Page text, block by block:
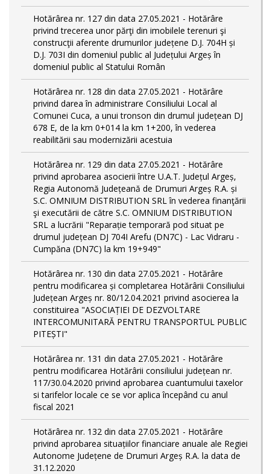
Hotărârea nr. 127 din data 27.05.2021 - Hotărâre
privind trecerea unor părţi din imobilele terenuri şi
construcţii aferente drumurilor județene D.J. 704H și
D.J. 703I din domeniul public al Județului Argeș în
domeniul public al Statului Român
Hotărârea nr. 128 din data 27.05.2021 - Hotărâre
privind darea în administrare Consiliului Local al
Comunei Cuca, a unui tronson din drumul județean DJ
678 E, de la km 0+014 la km 1+200, în vederea
reabilitării sau modernizării acestuia
Hotărârea nr. 129 din data 27.05.2021 - Hotărâre
privind aprobarea asocierii între U.A.T. Județul Argeș,
Regia Autonomă Județeană de Drumuri Argeș R.A. și
S.C. OMNIUM DISTRIBUTION SRL în vederea finanţării
şi executării de către S.C. OMNIUM DISTRIBUTION
SRL a lucrării "Reparație temporară pod situat pe
drumul județean DJ 704I Arefu (DN7C) - Lac Vidraru -
Cumpăna (DN7C) la km 19+949"
Hotărârea nr. 130 din data 27.05.2021 - Hotărâre
pentru modificarea și completarea Hotărârii Consiliului
Județean Argeș nr. 80/12.04.2021 privind asocierea la
constituirea "ASOCIAȚIEI DE DEZVOLTARE
INTERCOMUNITARĂ PENTRU TRANSPORTUL PUBLIC
PITEȘTI"
Hotărârea nr. 131 din data 27.05.2021 - Hotărâre
pentru modificarea Hotărârii consiliului județean nr.
117/30.04.2020 privind aprobarea cuantumului taxelor
si tarifelor locale ce se vor aplica începând cu anul
fiscal 2021
Hotărârea nr. 132 din data 27.05.2021 - Hotărâre
privind aprobarea situațiilor financiare anuale ale Regiei
Autonome Județene de Drumuri Argeș R.A. la data de
31.12.2020